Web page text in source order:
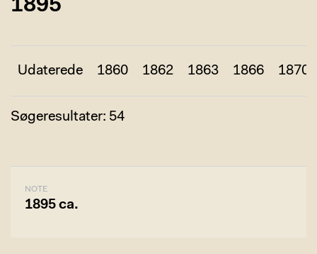
1895
Udaterede 1860 1862 1863 1866 1870
Søgeresultater: 54
NOTE
1895 ca.